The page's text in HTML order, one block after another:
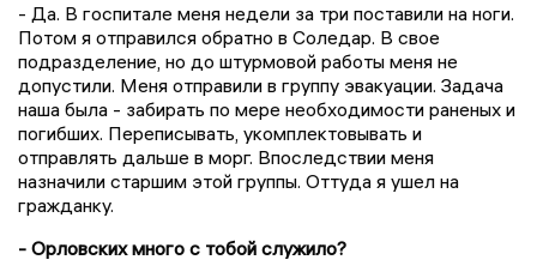
- Да. В госпитале меня недели за три поставили на ноги.
Потом я отправился обратно в Соледар. В свое
подразделение, но до штурмовой работы меня не
допустили. Меня отправили в группу эвакуации. Задача
наша была - забирать по мере необходимости раненых и
погибших. Переписывать, укомплектовывать и
отправлять дальше в морг. Впоследствии меня
назначили старшим этой группы. Оттуда я ушел на
гражданку.
- Орловских много с тобой служило?